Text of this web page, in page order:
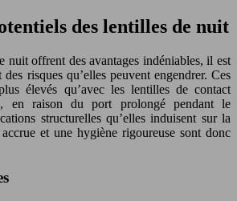
des lentilles de nuit
nuit offrent des avantages indéniables, il est
risques qu’elles peuvent engendrer. Ces
élevés qu’avec les lentilles de contact
en raison du port prolongé pendant le
structurelles qu’elles induisent sur la
et une hygiène rigoureuse sont donc